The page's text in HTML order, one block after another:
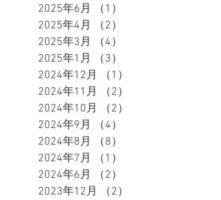
2025年6月
（1）
2025年4月
（2）
2025年3月
（4）
2025年1月
（3）
2024年12月
（1）
2024年11月
（2）
2024年10月
（2）
2024年9月
（4）
2024年8月
（8）
2024年7月
（1）
2024年6月
（2）
2023年12月
（2）